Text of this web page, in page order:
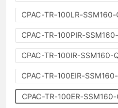
CPAC-TR-100LR-
CPAC-TR-100PIR-
CPAC-TR-100IR-SSM160-
CPAC-TR-100EIR-
CPAC-TR-100ER-